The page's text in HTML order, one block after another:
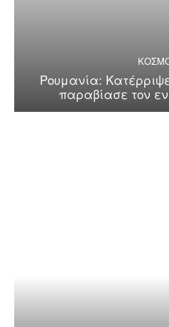
Ρουμανία:
παραβίασε τον